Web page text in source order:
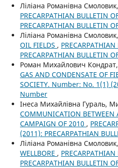
Ліліана Романівна Смоловик,
PRECARPATHIAN BULLETIN
PRECARPATHIAN BULLETIN
Ліліана Романівна Смоловик,
OIL FIELDS ,
PRECARPATHIAN BULLETIN
Роман Михайлович
GAS AND CONDENSATE OF
SOCIETY. Number: No. 1(1)
Number
Інеса Михайлівна Гураль,
COMMUNICATION BETWEEN
CAMPAIGN OF 2010 ,
(2011): PRECARPATHIAN
Ліліана Романівна Смоловик,
WELLBORE ,
PRECARPATHIAN BULLETIN